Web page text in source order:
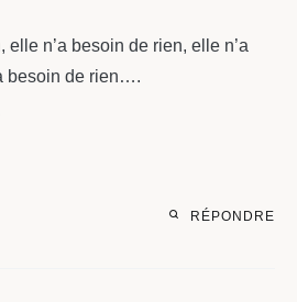
elle n’a besoin de rien, elle n’a
besoin de rien….
RÉPONDRE